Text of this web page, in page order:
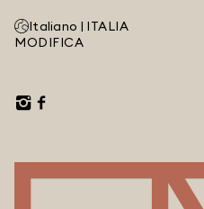
Italiano | ITALIA
MODIFICA